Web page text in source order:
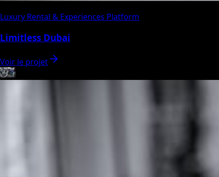
Luxury Rental & Experiences Platform
Limitless Dubai
Voir le projet